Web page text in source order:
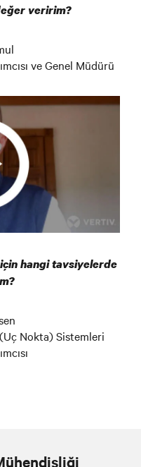
veririm?
ve Genel Müdürü
hangi tavsiyelerde
Nokta) Sistemleri